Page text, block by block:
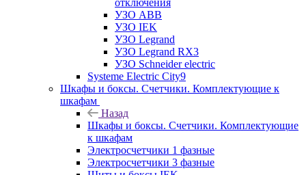
УЗО ABB
УЗО IEK
УЗО Legrand
УЗО Legrand RX3
УЗО Schneider electric
Systeme Electric City9
Шкафы и боксы. Счетчики. Комплектующие к
шкафам
Назад
Шкафы и боксы. Счетчики. Комплектующие
к шкафам
Электросчетчики 1 фазные
Электросчетчики 3 фазные